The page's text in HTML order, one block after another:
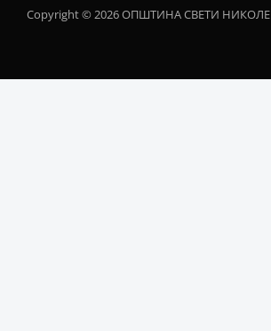
Copyright © 2026 ОПШТИНА СВЕТИ НИКОЛЕ